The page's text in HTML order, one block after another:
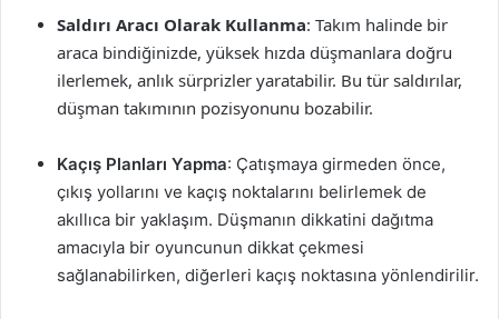
Saldırı Aracı Olarak Kullanma: Takım halinde bir
araca bindiğinizde, yüksek hızda düşmanlara doğru
ilerlemek, anlık sürprizler yaratabilir. Bu tür saldırılar,
düşman takımının pozisyonunu bozabilir.
Kaçış Planları Yapma: Çatışmaya girmeden önce,
çıkış yollarını ve kaçış noktalarını belirlemek de
akıllıca bir yaklaşım. Düşmanın dikkatini dağıtma
amacıyla bir oyuncunun dikkat çekmesi
sağlanabilirken, diğerleri kaçış noktasına yönlendirilir.